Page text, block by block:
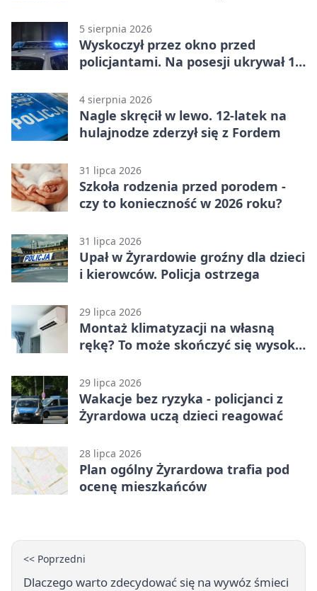
5 sierpnia 2026
Wyskoczył przez okno przed
policjantami. Na posesji ukrywał 12
4 sierpnia 2026
Nagle skręcił w lewo. 12-latek na
hulajnodze zderzył się z Fordem
31 lipca 2026
Szkoła rodzenia przed porodem -
czy to konieczność w 2026 roku?
31 lipca 2026
Upał w Żyrardowie groźny dla dzieci
i kierowców. Policja ostrzega
29 lipca 2026
Montaż klimatyzacji na własną
rękę? To może skończyć się wysoką
29 lipca 2026
Wakacje bez ryzyka - policjanci z
Żyrardowa uczą dzieci reagować
28 lipca 2026
Plan ogólny Żyrardowa trafia pod
ocenę mieszkańców
<< Poprzedni
Dlaczego warto zdecydować się na wywóz śmieci